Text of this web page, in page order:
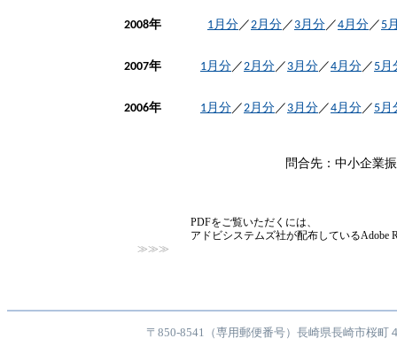
2008年 1月分／2月分／ 3月分／4月分／ 5
2007年 1月分／2月分／ 3月分／4月分／ 5月
2006年 1月分／2月分／ 3月分／4月分／ 5月
問合先：中小企業
PDFをご覧いただくには、
アドビシステムズ社が配布しているAdobe
≫≫≫
〒850-8541（専用郵便番号）長崎県長崎市桜町